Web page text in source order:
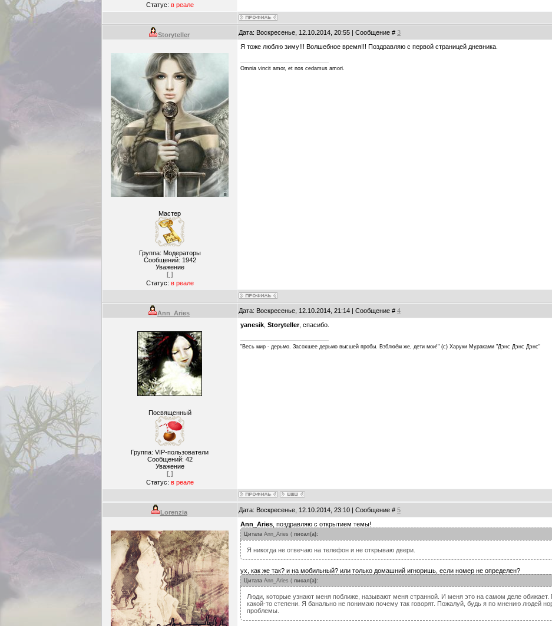
Статус: в реале
Storyteller Дата: Воскресенье, 12.10.2014, 20:55 | Сообщение # 3
Мастер
Группа: Модераторы
Сообщений: 1942
Уважение
[ ]
Статус: в реале
Я тоже люблю зиму!!! Волшебное время!!! Поздравляю с первой страницей дневника.
Omnia vincit amor, et nos cedamus amori.
Ann_Aries Дата: Воскресенье, 12.10.2014, 21:14 | Сообщение # 4
Посвященный
Группа: VIP-пользователи
Сообщений: 42
Уважение
[ ]
Статус: в реале
yanesik Storyteller, спасибо.
"Весь мир - дерьмо. Засохшее дерьмо высшей пробы. Взблюём же, дети мои!" (с) Харуки Мураками "Дэнс Дэнс Дэнс"
Lorenzia Дата: Воскресенье, 12.10.2014, 23:10 | Сообщение # 5
Ann_Aries , поздравляю с открытием темы!
Цитата Ann_Aries ( писал(а):
Я никогда не отвечаю на телефон и не открываю двери.
ух, как же так? и на мобильный? или только домашний игноришь, если номер не определен?
Цитата Ann_Aries ( писал(а):
Люди, которые узнают меня поближе, называют меня странной. И меня это на самом деле обижает.
какой-то степени. Я банально не понимаю почему так говорят. Пожалуй, будь я по мнению людей
проблемы.